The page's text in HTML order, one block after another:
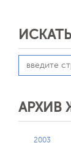
АРХИВ
2003